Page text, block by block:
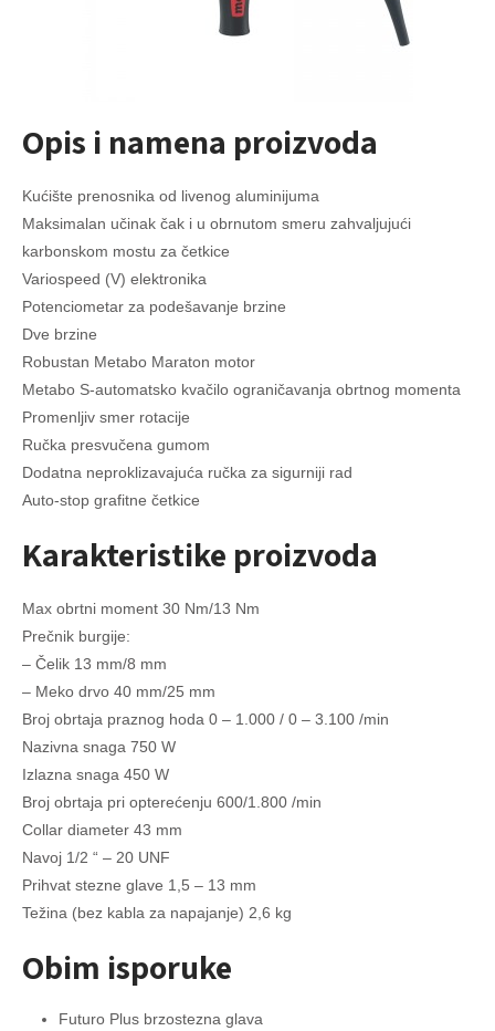
Opis i namena proizvoda
Kućište prenosnika od livenog aluminijuma
Maksimalan učinak čak i u obrnutom smeru zahvaljujući
karbonskom mostu za četkice
Variospeed (V) elektronika
Potenciometar za podešavanje brzine
Dve brzine
Robustan Metabo Maraton motor
Metabo S-аutomаtsko kvаčilo ogrаničаvаnjа obrtnog momentа
Promenljiv smer rotacije
Ručka presvučena gumom
Dodatna neproklizavajuća ručka za sigurniji rad
Auto-stop grafitne četkice
Karakteristike proizvoda
Max obrtni moment 30 Nm/13 Nm
Prečnik burgije:
– Čelik 13 mm/8 mm
– Meko drvo 40 mm/25 mm
Broj obrtaja praznog hoda 0 – 1.000 / 0 – 3.100 /min
Nazivna snaga 750 W
Izlazna snaga 450 W
Broj obrtaja pri opterećenju 600/1.800 /min
Collar diameter 43 mm
Navoj 1/2 “ – 20 UNF
Prihvat stezne glave 1,5 – 13 mm
Težina (bez kabla za napajanje) 2,6 kg
Obim isporuke
Futuro Plus brzostezna glava